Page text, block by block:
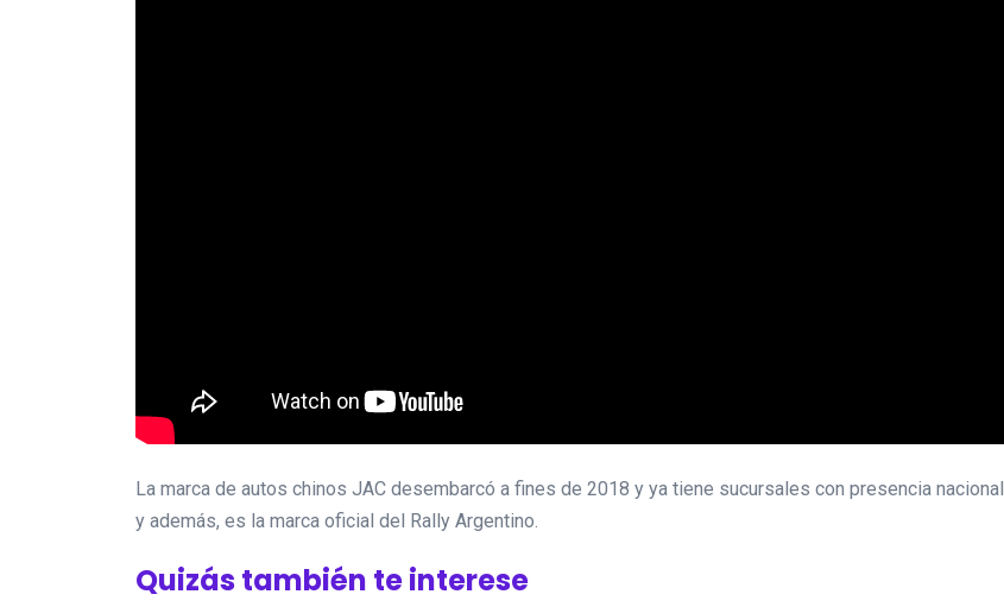
La marca de autos chinos JAC desembarcó a fines de 2018 y ya tiene sucursales con presencia nacional
y además, es la marca oficial del Rally Argentino.
Quizás también te interese